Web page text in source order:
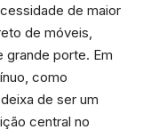
de maior
de móveis,
porte. Em
como
de ser um
central no